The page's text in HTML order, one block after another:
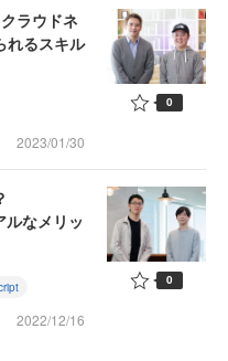
ラウドネ
れるスキル
2023/01/30
0
なメリッ
2022/12/16
0